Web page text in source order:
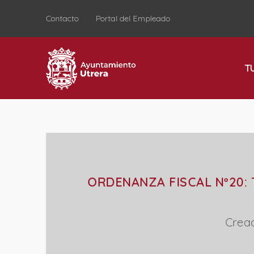
Contacto Portal del Empleado
ORDENANZA FISCAL Nº20: